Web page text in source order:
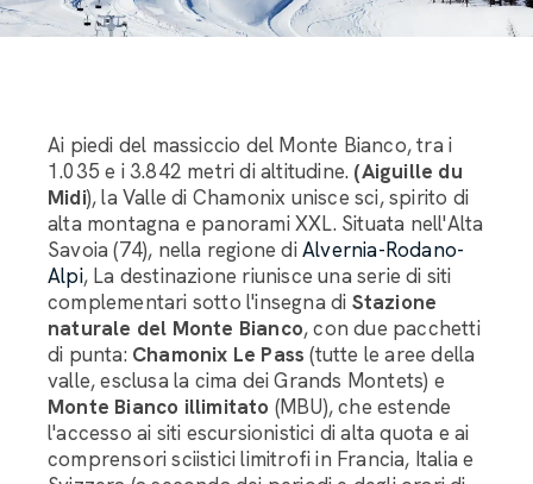
Ai piedi del massiccio del Monte Bianco, tra i
1.035 e i 3.842 metri di altitudine. (Aiguille du
Midi), la Valle di Chamonix unisce sci, spirito di
alta montagna e panorami XXL. Situata nell'Alta
Savoia (74), nella regione diAlvernia-Rodano-
Alpi, La destinazione riunisce una serie di siti
complementari sotto l'insegna di Stazione
naturale del Monte Bianco, con due pacchetti
di punta: Chamonix Le Pass (tutte le aree della
valle, esclusa la cima dei Grands Montets) e
Monte Bianco illimitato (MBU), che estende
l'accesso ai siti escursionistici di alta quota e ai
comprensori sciistici limitrofi in Francia, Italia e